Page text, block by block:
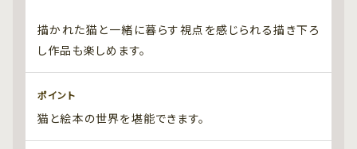
描かれた猫と一緒に暮らす視点を感じられる描き下ろ
し作品も楽しめます。
ポイント
猫と絵本の世界を堪能できます。